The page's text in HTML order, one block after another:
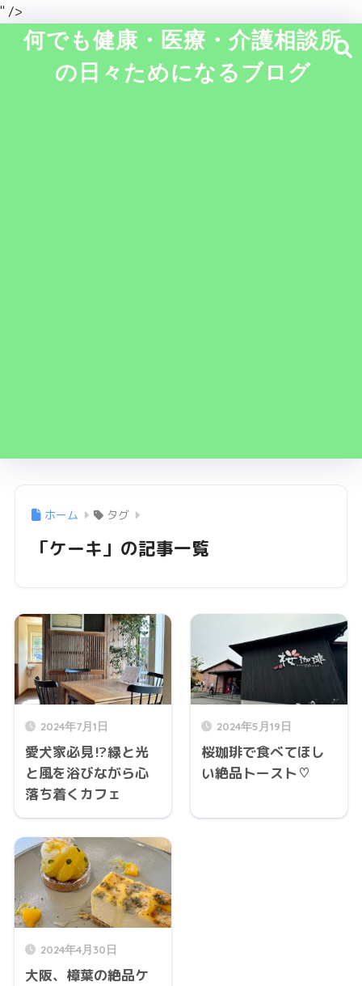
" />
何でも健康・医療・介護相談所
の日々ためになるブログ
ホーム タグ
「ケーキ」の記事一覧
2024年7月1日
愛犬家必見⁉緑と光
と風を浴びながら心
落ち着くカフェ
2024年5月19日
桜珈琲で食べてほし
い絶品トースト♡
2024年4月30日
大阪、樟葉の絶品ケ